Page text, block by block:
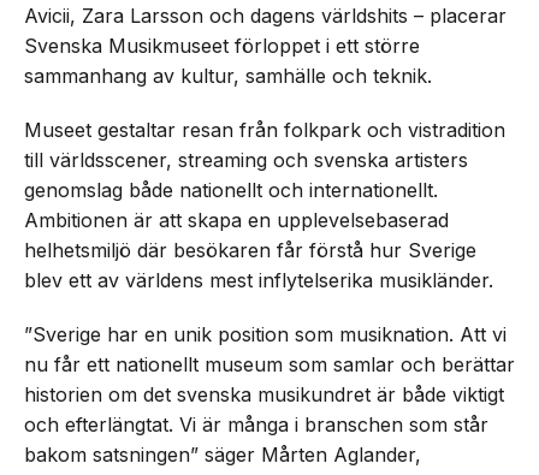
Avicii, Zara Larsson och dagens världshits – placerar
Svenska Musikmuseet förloppet i ett större
sammanhang av kultur, samhälle och teknik.
Museet gestaltar resan från folkpark och vistradition
till världsscener, streaming och svenska artisters
genomslag både nationellt och internationellt.
Ambitionen är att skapa en upplevelsebaserad
helhetsmiljö där besökaren får förstå hur Sverige
blev ett av världens mest inflytelserika musikländer.
”Sverige har en unik position som musiknation. Att vi
nu får ett nationellt museum som samlar och berättar
historien om det svenska musikundret är både viktigt
och efterlängtat. Vi är många i branschen som står
bakom satsningen” säger Mårten Aglander,